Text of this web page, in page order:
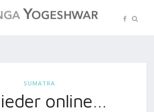
SUMATRA
online…